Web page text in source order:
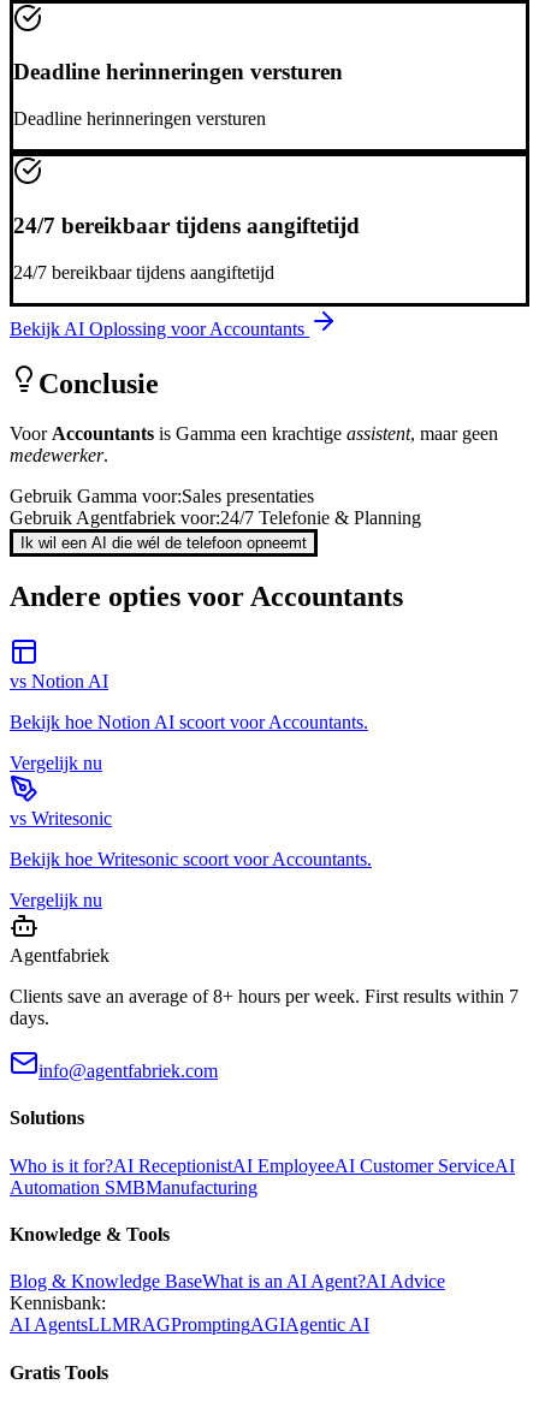
Deadline herinneringen versturen
Deadline herinneringen versturen
24/7 bereikbaar tijdens aangiftetijd
24/7 bereikbaar tijdens aangiftetijd
Bekijk AI Oplossing voorAccountants
Conclusie
VoorAccountants is Gamma een krachtige assistent, maar geen
medewerker.
Gebruik Gamma voor:Sales presentaties
Gebruik Agentfabriek voor:24/7 Telefonie & Planning
Ik wil een AI die wél de telefoon opneemt
Andere opties voorAccountants
vs Notion AI
Bekijk hoe Notion AI scoort voorAccountants.
Vergelijk nu
vs Writesonic
Bekijk hoe Writesonic scoort voorAccountants.
Vergelijk nu
Agentfabriek
Clients save an average of 8+ hours per week. First results within 7
days.
info@agentfabriek.com
Solutions
Who is it for?AI ReceptionistAI EmployeeAI Customer ServiceAI
Automation SMBManufacturing
Knowledge & Tools
Blog & Knowledge BaseWhat is an AI Agent?AI Advice
Kennisbank:
AI AgentsLLMRAGPromptingAGIAgentic AI
Gratis Tools